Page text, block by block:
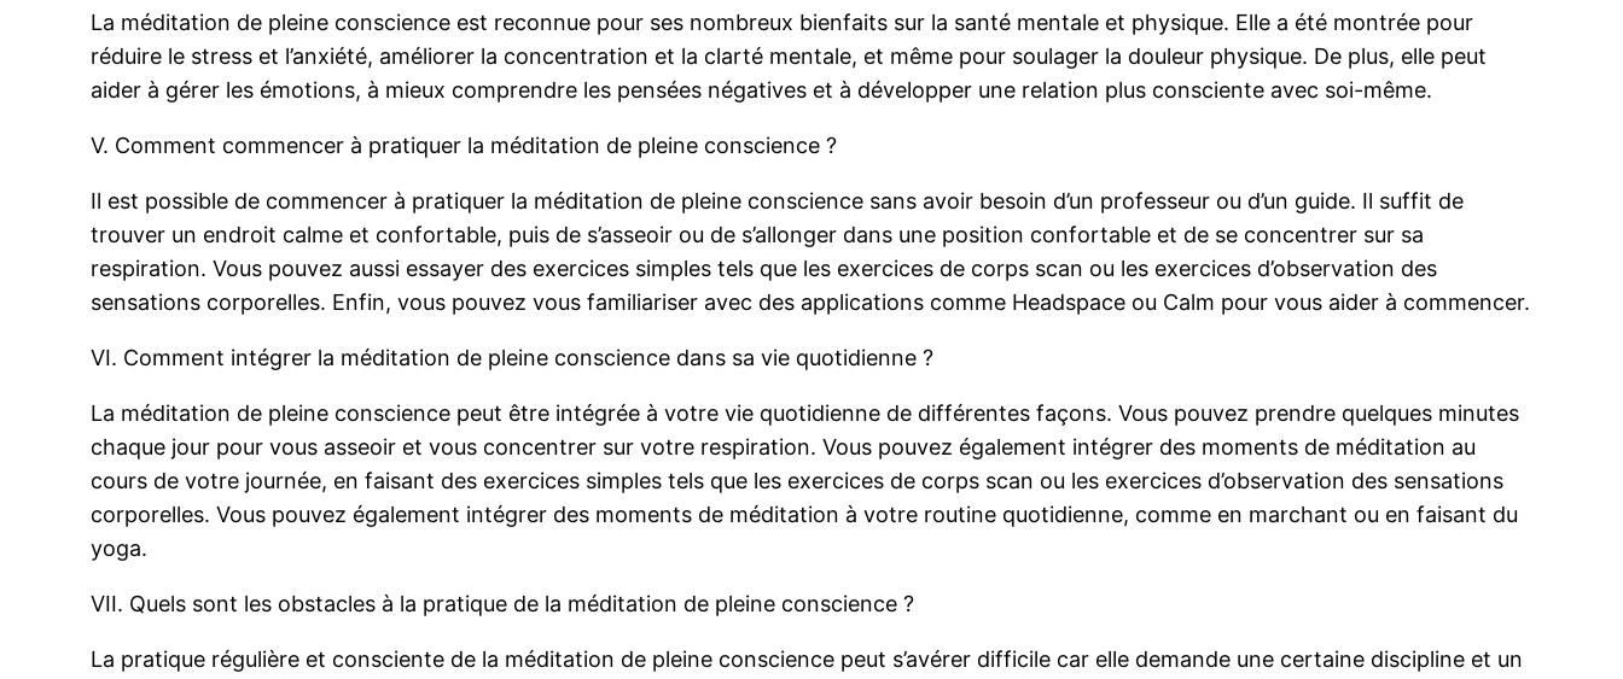
La méditation de pleine conscience est reconnue pour ses nombreux bienfaits sur la santé mentale et physique. Elle a été montrée pour
réduire le stress et l’anxiété, améliorer la concentration et la clarté mentale, et même pour soulager la douleur physique. De plus, elle peut
aider à gérer les émotions, à mieux comprendre les pensées négatives et à développer une relation plus consciente avec soi-même.
V. Comment commencer à pratiquer la méditation de pleine conscience ?
Il est possible de commencer à pratiquer la méditation de pleine conscience sans avoir besoin d’un professeur ou d’un guide. Il suffit de
trouver un endroit calme et confortable, puis de s’asseoir ou de s’allonger dans une position confortable et de se concentrer sur sa
respiration. Vous pouvez aussi essayer des exercices simples tels que les exercices de corps scan ou les exercices d’observation des
sensations corporelles. Enfin, vous pouvez vous familiariser avec des applications comme Headspace ou Calm pour vous aider à commencer.
VI. Comment intégrer la méditation de pleine conscience dans sa vie quotidienne ?
La méditation de pleine conscience peut être intégrée à votre vie quotidienne de différentes façons. Vous pouvez prendre quelques minutes
chaque jour pour vous asseoir et vous concentrer sur votre respiration. Vous pouvez également intégrer des moments de méditation au
cours de votre journée, en faisant des exercices simples tels que les exercices de corps scan ou les exercices d’observation des sensations
corporelles. Vous pouvez également intégrer des moments de méditation à votre routine quotidienne, comme en marchant ou en faisant du
yoga.
VII. Quels sont les obstacles à la pratique de la méditation de pleine conscience ?
La pratique régulière et consciente de la méditation de pleine conscience peut s’avérer difficile car elle demande une certaine discipline et un